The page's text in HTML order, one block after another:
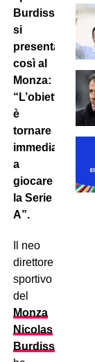
Burdisso
si
presenta
così al
Monza:
“L’obiettivo
è
tornare
a
giocare
la Serie
A”.
Il neo
direttore
sportivo
del
Monza
Nicolas
Burdisso